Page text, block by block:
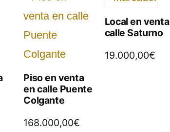
Piso en venta
en calle Puente
Colgante
168.000,00€
Local en venta
calle Saturno
19.000,00€